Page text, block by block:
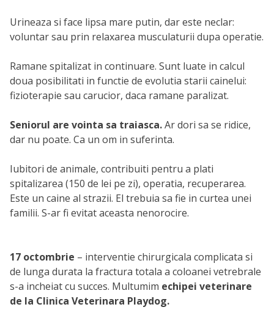
Urineaza si face lipsa mare putin, dar este neclar:
voluntar sau prin relaxarea musculaturii dupa operatie.
Ramane spitalizat in continuare. Sunt luate in calcul
doua posibilitati in functie de evolutia starii cainelui:
fizioterapie sau carucior, daca ramane paralizat.
Seniorul are vointa sa traiasca.Ar dori sa se ridice,
dar nu poate. Ca un om in suferinta.
Iubitori de animale, contribuiti pentru a plati
spitalizarea (150 de lei pe zi), operatia, recuperarea.
Este un caine al strazii. El trebuia sa fie in curtea unei
familii. S-ar fi evitat aceasta nenorocire.
17 octombrie – interventie chirurgicala complicata si
de lunga durata la fractura totala a coloanei vetrebrale
s-a incheiat cu succes. Multumim echipei veterinare
de la Clinica Veterinara Playdog.